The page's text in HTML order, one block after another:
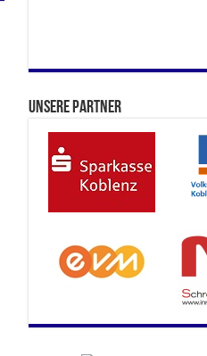
Unsere Partner